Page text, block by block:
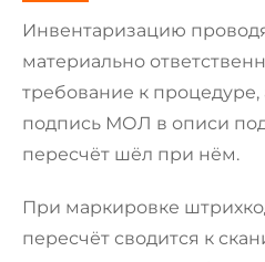
Инвентаризацию
материально
требование к
подпись МОЛ в описи
пересчёт шёл при нём.
При маркировке
пересчёт сводится к